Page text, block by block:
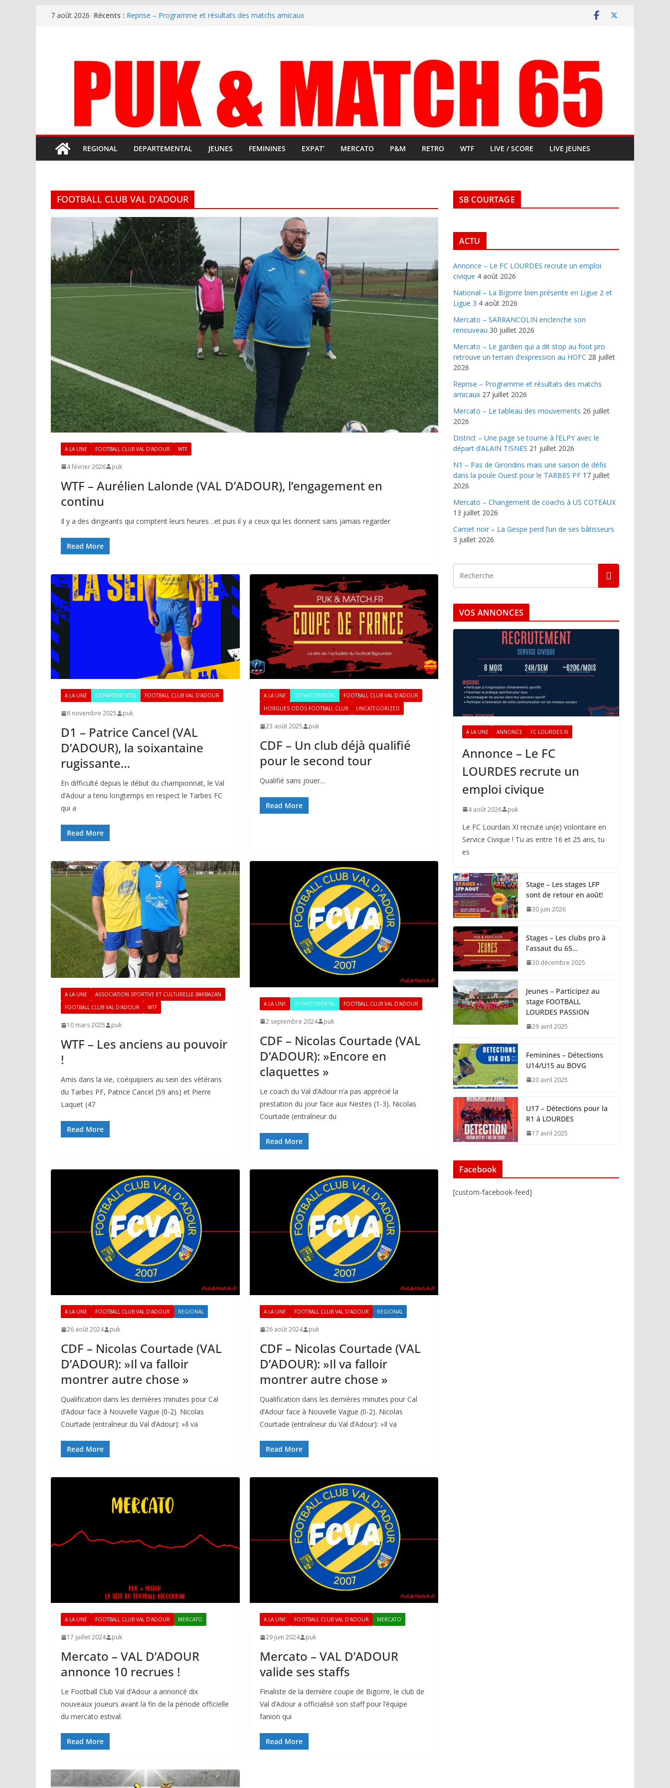
Passer7 août 2026 Récents : Reprise – Programme et résultats des matchs amicaux
terrain d’expression au HOFC
REGIONAL DEPARTEMENTAL JEUNES FEMININES EXPAT’ MERCATO P&M RETRO WTF LIVE / SCORE LIVE JEUNES
FOOTBALL CLUB VAL D’ADOUR
A LA UNE FOOTBALL CLUB VAL D'ADOUR WTF
4 février 2026 puk
WTF – Aurélien Lalonde (VAL D’ADOUR), l’engagement en
continu
Il y a des dirigeants qui comptent leurs heures…et puis il y a ceux qui les donnent sans jamais regarder
Read More
A LA UNE DEPARTEMENTAL FOOTBALL CLUB VAL D'ADOUR
6 novembre 2025 puk
D1 – Patrice Cancel (VAL
D’ADOUR), la soixantaine
rugissante…
En difficulté depuis le début du championnat, le Val
d’Adour a tenu longtemps en respect le Tarbes FC
qui a
Read More
A LA UNE DEPARTEMENTAL
FOOTBALL CLUB VAL D'ADOUR
HORGUES ODOS FOOTBALL CLUB
UNCATEGORIZED
23 août 2025 puk
CDF – Un club déjà qualifié
pour le second tour
Qualifié sans jouer…
Read More
A LA UNE
ASSOCIATION SPORTIVE ET CULTURELLE BARBAZAN
FOOTBALL CLUB VAL D'ADOUR
WTF
10 mars 2025 puk
WTF – Les anciens au pouvoir
!
Amis dans la vie, coéquipiers au sein des vétérans
du Tarbes PF, Patrice Cancel (59 ans) et Pierre
Laquet (47
Read More
A LA UNE DEPARTEMENTAL FOOTBALL CLUB VAL D'ADOUR
2 septembre 2024 puk
CDF – Nicolas Courtade (VAL
D’ADOUR): »Encore en
claquettes »
Le coach du Val d’Adour n’a pas apprécié la
prestation du jour face aux Nestes (1-3). Nicolas
Courtade (entraîneur du
Read More
A LA UNE FOOTBALL CLUB VAL D'ADOUR REGIONAL
26 août 2024 puk
CDF – Nicolas Courtade (VAL
D’ADOUR): »Il va falloir
montrer autre chose »
Qualification dans les dernières minutes pour Cal
d’Adour face à Nouvelle Vague (0-2). Nicolas
Courtade (entraîneur du Val d’Adour): »Il va
Read More
A LA UNE FOOTBALL CLUB VAL D'ADOUR REGIONAL
26 août 2024 puk
CDF – Nicolas Courtade (VAL
D’ADOUR): »Il va falloir
montrer autre chose »
Qualification dans les dernières minutes pour Cal
d’Adour face à Nouvelle Vague (0-2). Nicolas
Courtade (entraîneur du Val d’Adour): »Il va
Read More
A LA UNE FOOTBALL CLUB VAL D'ADOUR MERCATO
17 juillet 2024 puk
Mercato – VAL D’ADOUR
annonce 10 recrues !
Le Football Club Val d’Adour a annoncé dix
nouveaux joueurs avant la fin de la période officielle
du mercato estival.
Read More
A LA UNE FOOTBALL CLUB VAL D'ADOUR MERCATO
29 juin 2024 puk
Mercato – VAL D’ADOUR
valide ses staffs
Finaliste de la dernière coupe de Bigorre, le club de
Val d’Adour a officialisé son staff pour l’équipe
fanion qui
Read More
SB COURTAGE
ACTU
Annonce – Le FC LOURDES recrute un emploi
civique 4 août 2026
National – La Bigorre bien présente en Ligue 2 et
Ligue 3 4 août 2026
Mercato – SARRANCOLIN enclenche son
renouveau 30 juillet 2026
Mercato – Le gardien qui a dit stop au foot pro
retrouve un terrain d’expression au HOFC 28 juillet
2026
Reprise – Programme et résultats des matchs
amicaux 27 juillet 2026
Mercato – Le tableau des mouvements 26 juillet
2026
District – Une page se tourne à l’ELPY avec le
départ d’ALAIN TISNES 21 juillet 2026
N1 – Pas de Girondins mais une saison de défis
dans la poule Ouest pour le TARBES PF 17 juillet
2026
Mercato – Changement de coachs à US COTEAUX
13 juillet 2026
Carnet noir – La Gespe perd l’un de ses bâtisseurs
3 juillet 2026
VOS ANNONCES
A LA UNE ANNONCE FC LOURDES XI
Annonce – Le FC
LOURDES recrute un
emploi civique
4 août 2026 puk
Le FC Lourdais XI recrute un(e) volontaire en
Service Civique ! Tu as entre 16 et 25 ans, tu
es
Stage – Les stages LFP
sont de retour en août!
30 juin 2026
Stages – Les clubs pro à
l’assaut du 65…
30 décembre 2025
Jeunes – Participez au
stage FOOTBALL
LOURDES PASSION
29 avril 2025
Feminines – Détections
U14/U15 au BOVG
20 avril 2025
U17 – Détections pour la
R1 à LOURDES
17 avril 2025
Facebook
[custom-facebook-feed]